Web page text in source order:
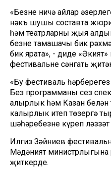
«Безнең ничә айлар
нәкъ шушы составта
һәм театрларны җыя
безнең тамашачы бик
бик ярата», - диде
фестивальнең сәнгать
«Бу фестиваль
Без программаны сез
алырлык һәм Казан
калырлык итеп төзергә
шәһәребезне күреп
Илгиз Зәйниев
Мәдәният министрлыгына
җиткерде.